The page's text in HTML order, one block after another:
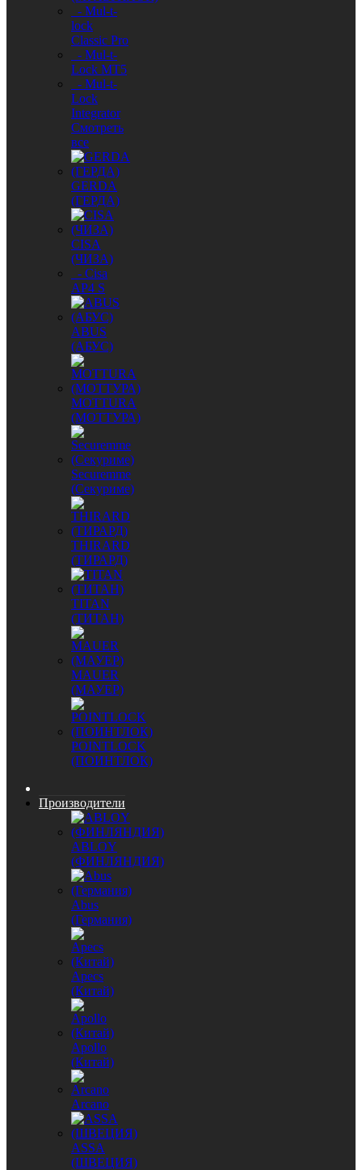
- Mul-t-
lock
Classic Pro
- Mul-t-
Lock MT5
- Mul-t-
Lock
Integrator
Смотреть
все
GERDA
(ГЕРДА)
CISA
(ЧИЗА)
- Cisa
AP4 S
ABUS
(АБУС)
MОTTURA
(МОТТУРА)
Securemme
(Секуриме)
THIRARD
(ТИРАРД)
TITAN
(ТИТАН)
MAUER
(МАУЕР)
POINTLOCK
(ПОИНТЛОК)
Производители
ABLOY
(ФИНЛЯНДИЯ)
Abus
(Германия)
Apecs
(Китай)
Apollo
(Китай)
Arcano
ASSA
(ШВЕЦИЯ)